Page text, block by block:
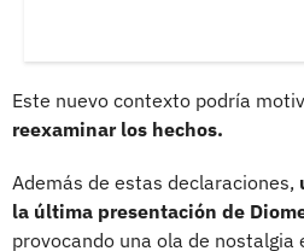
Este nuevo contexto podría
reexaminar los hechos.
Además de estas declaraciones,
la última presentación de
provocando una ola de nostalgia